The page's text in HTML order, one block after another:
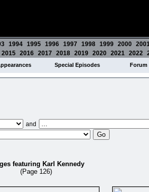
1994 1995 1996 1997 1998 1999 2000
2015 2016 2017 2018 2019 2020 2021 2022
Special Episodes Forum
and
featuring Karl Kennedy
(Page 126)